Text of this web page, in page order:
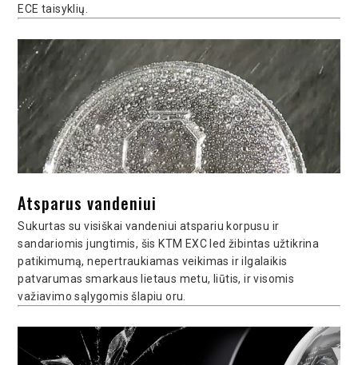
ECE taisyklių.
Atsparus vandeniui
Sukurtas su visiškai vandeniui atspariu korpusu ir
sandariomis jungtimis, šis KTM EXC led žibintas užtikrina
patikimumą, nepertraukiamas veikimas ir ilgalaikis
patvarumas smarkaus lietaus metu, liūtis, ir visomis
važiavimo sąlygomis šlapiu oru.